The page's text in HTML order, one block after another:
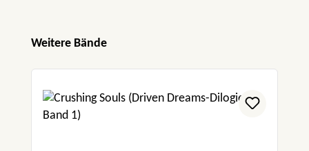
Produktgalerie überspringen
Weitere Bände